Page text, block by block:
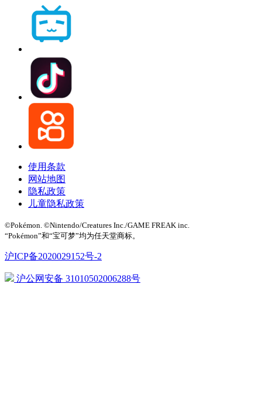
使用条款
网站地图
隐私政策
儿童隐私政策
©Pokémon. ©Nintendo/Creatures Inc./GAME FREAK inc.
“Pokémon”和“宝可梦”均为任天堂商标。
沪ICP备2020029152号-2
沪公网安备 31010502006288号